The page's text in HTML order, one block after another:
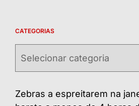
CATEGORIAS
Zebras a espreitarem na